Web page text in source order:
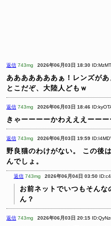
返信 743mg 2026年06月03日 18:30
あああああああぁ！レンズがあ
とこだぞ、大陸人どもｗ
返信 743mg 2026年06月03日 18:46
きゃーーーーかわえええーーー
返信 743mg 2026年06月03日 19:59
野良猫のわけがない。
この後
んでしょ。
返信 743mg 2026年06月04日 03:50
お前ネットでいつもそん
ん？
返信 743mg 2026年06月03日 20:15